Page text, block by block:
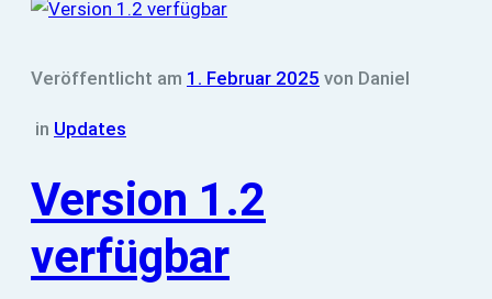
Veröffentlicht am 1. Februar 2025 von Daniel
in Updates
Version 1.2
verfügbar